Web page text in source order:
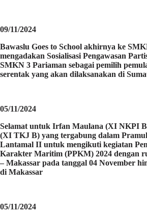
09/11/2024
Bawaslu Goes to School akhirnya ke
mengadakan Sosialisasi Pengawasan
SMKN 3 Pariaman sebagai pemilih
serentak yang akan dilaksanakan di
05/11/2024
Selamat untuk Irfan Maulana (XI NKPI
(XI TKJ B) yang tergabung dalam
Lantamal II untuk mengikuti kegiatan
Karakter Maritim (PPKM) 2024 dengan
– Makassar pada tanggal 04 November
di Makassar
05/11/2024